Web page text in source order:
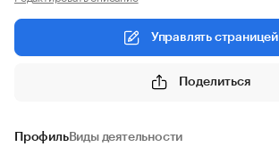
Управлять страницей
Поделиться
ПрофильВиды деятельности